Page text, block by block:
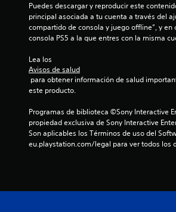
Puedes descargar y reproducir este
principal asociada a tu cuenta a través del
compartido de consola y juego offline”, y en
consola PS5 a la que entres con la misma
Lea los
Avisos de salud
este producto.
Programas de biblioteca ©Sony Interactive
propiedad exclusiva de Sony Interactive
Son aplicables los Términos de uso del
eu.playstation.com/legal para ver todos los